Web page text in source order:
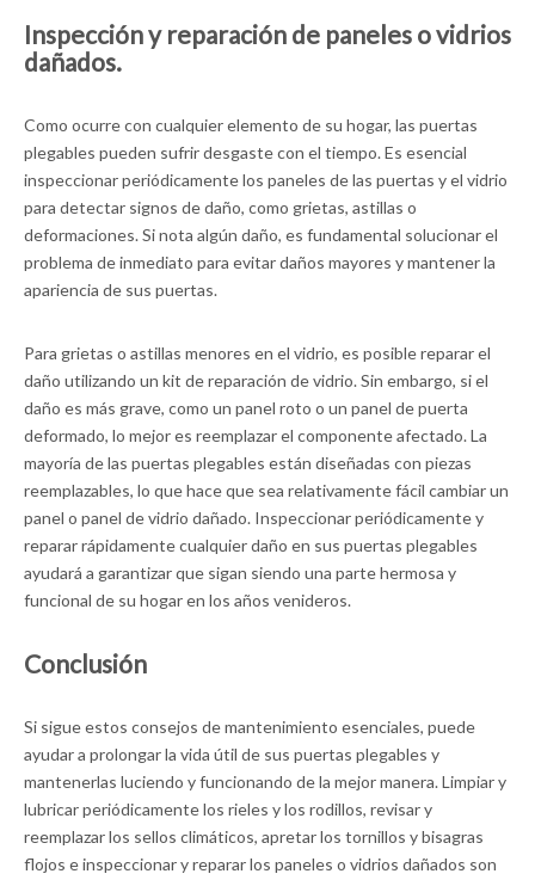
Inspección y reparación de paneles o vidrios
dañados.
Como ocurre con cualquier elemento de su hogar, las puertas
plegables pueden sufrir desgaste con el tiempo. Es esencial
inspeccionar periódicamente los paneles de las puertas y el vidrio
para detectar signos de daño, como grietas, astillas o
deformaciones. Si nota algún daño, es fundamental solucionar el
problema de inmediato para evitar daños mayores y mantener la
apariencia de sus puertas.
Para grietas o astillas menores en el vidrio, es posible reparar el
daño utilizando un kit de reparación de vidrio. Sin embargo, si el
daño es más grave, como un panel roto o un panel de puerta
deformado, lo mejor es reemplazar el componente afectado. La
mayoría de las puertas plegables están diseñadas con piezas
reemplazables, lo que hace que sea relativamente fácil cambiar un
panel o panel de vidrio dañado. Inspeccionar periódicamente y
reparar rápidamente cualquier daño en sus puertas plegables
ayudará a garantizar que sigan siendo una parte hermosa y
funcional de su hogar en los años venideros.
Conclusión
Si sigue estos consejos de mantenimiento esenciales, puede
ayudar a prolongar la vida útil de sus puertas plegables y
mantenerlas luciendo y funcionando de la mejor manera. Limpiar y
lubricar periódicamente los rieles y los rodillos, revisar y
reemplazar los sellos climáticos, apretar los tornillos y bisagras
flojos e inspeccionar y reparar los paneles o vidrios dañados son